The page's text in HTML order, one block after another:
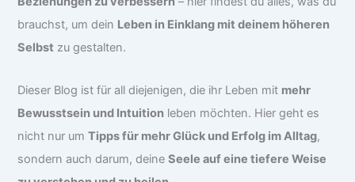
brauchst, um dein Leben in Einklang mit deinem höheren
Selbst zu gestalten.
Dieser Blog ist für all diejenigen, die ihr Leben mit mehr
Bewusstsein und Intuition leben möchten. Hier geht es
nicht nur umTipps für mehr Glück und Erfolg im Alltag,
sondern auch darum, deineSeele auf eine tiefere Weise